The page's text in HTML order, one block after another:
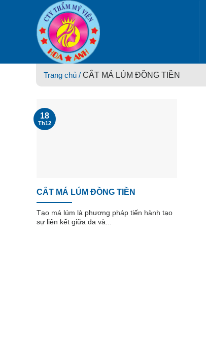
Trang chủ / CẮT MÁ LÚM ĐỒNG TIỀN
CẮT MÁ LÚM ĐỒNG TIỀN
Tạo má lúm là phương pháp tiến hành tạo
sự liên kết giữa da và...
18
Th12